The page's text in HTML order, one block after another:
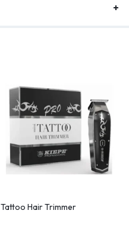
Tattoo Hair Trimmer